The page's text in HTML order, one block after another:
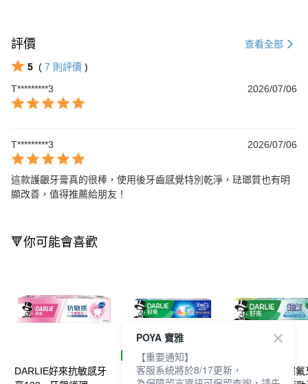
評價 查看全部
5 ( 7 則評價 )
T*********3
2026/07/06
T*********3 2026/07/06
這款護齦牙膏真的很棒，使用後牙齒感覺特別乾淨，琺瑯質也有明
顯改善，值得推薦給朋友！
🔻你可能會喜歡
DARLIE好來抗敏感牙
DARLIE好來全亮白牙
DARLIE好來超
POYA 寶雅
【重要通知】
客服系統將於8/17更新，